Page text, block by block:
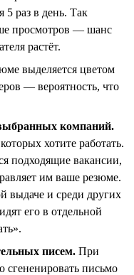
5 раз в день. Так
просмотров — шанс
растёт.
выделяется цветом
— вероятность, что
компаний.
хотите работать.
подходящие вакансии,
им ваше резюме.
выдаче и среди других
его в отдельной
писем. При
письмо